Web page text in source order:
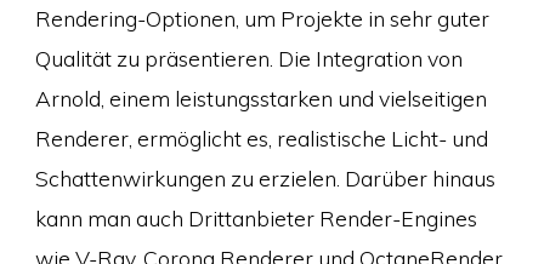
Rendering-Optionen, um Projekte in sehr guter
Qualität zu präsentieren. Die Integration von
Arnold, einem leistungsstarken und vielseitigen
Renderer, ermöglicht es, realistische Licht- und
Schattenwirkungen zu erzielen. Darüber hinaus
kann man auch Drittanbieter Render-Engines
wie V-Ray, Corona Renderer und OctaneRender